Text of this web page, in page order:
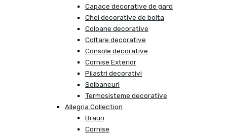
Capace decorative de gard
Chei decorative de bolta
Coloane decorative
Coltare decorative
Console decorative
Cornise Exterior
Pilastri decorativi
Solbancuri
Termosisteme decorative
Allegria Collection
Brauri
Cornise